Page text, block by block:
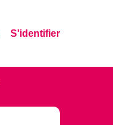
S'identifier